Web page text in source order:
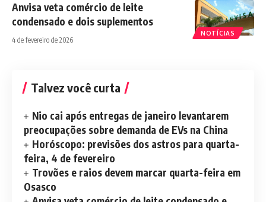
NOTÍCIAS
Anvisa veta comércio de leite
condensado e dois suplementos
4 de fevereiro de 2026
Talvez você curta
Nio cai após entregas de janeiro levantarem
preocupações sobre demanda de EVs na China
Horóscopo: previsões dos astros para quarta-
feira, 4 de fevereiro
Trovões e raios devem marcar quarta-feira em
Osasco